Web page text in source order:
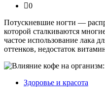
0
Потускневшие ногти —
которой сталкиваются
частое использование лака
оттенков, недостаток
Здоровье и красота